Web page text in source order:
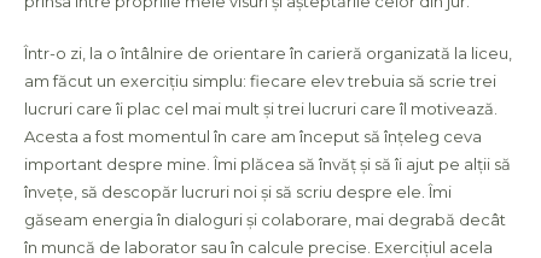
Într-o zi, la o întâlnire de orientare în carieră organizată la liceu,
am făcut un exercițiu simplu: fiecare elev trebuia să scrie trei
lucruri care îi plac cel mai mult și trei lucruri care îl motivează.
Acesta a fost momentul în care am început să înțeleg ceva
important despre mine. Îmi plăcea să învăț și să îi ajut pe alții să
învețe, să descopăr lucruri noi și să scriu despre ele. Îmi
găseam energia în dialoguri și colaborare, mai degrabă decât
în muncă de laborator sau în calcule precise. Exercițiul acela